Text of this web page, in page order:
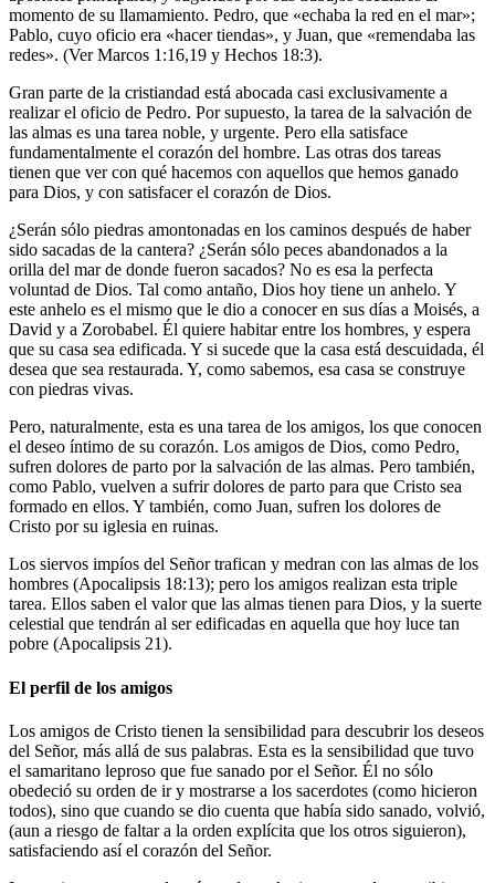
momento de su llamamiento. Pedro, que «echaba la red en el mar»;
Pablo, cuyo oficio era «hacer tiendas», y Juan, que «remendaba las
redes». (Ver Marcos 1:16,19 y Hechos 18:3).
Gran parte de la cristiandad está abocada casi exclusivamente a
realizar el oficio de Pedro. Por supuesto, la tarea de la salvación de
las almas es una tarea noble, y urgente. Pero ella satisface
fundamentalmente el corazón del hombre. Las otras dos tareas
tienen que ver con qué hacemos con aquellos que hemos ganado
para Dios, y con satisfacer el corazón de Dios.
¿Serán sólo piedras amontonadas en los caminos después de haber
sido sacadas de la cantera? ¿Serán sólo peces abandonados a la
orilla del mar de donde fueron sacados? No es esa la perfecta
voluntad de Dios. Tal como antaño, Dios hoy tiene un anhelo. Y
este anhelo es el mismo que le dio a conocer en sus días a Moisés, a
David y a Zorobabel. Él quiere habitar entre los hombres, y espera
que su casa sea edificada. Y si sucede que la casa está descuidada, él
desea que sea restaurada. Y, como sabemos, esa casa se construye
con piedras vivas.
Pero, naturalmente, esta es una tarea de los amigos, los que conocen
el deseo íntimo de su corazón. Los amigos de Dios, como Pedro,
sufren dolores de parto por la salvación de las almas. Pero también,
como Pablo, vuelven a sufrir dolores de parto para que Cristo sea
formado en ellos. Y también, como Juan, sufren los dolores de
Cristo por su iglesia en ruinas.
Los siervos impíos del Señor trafican y medran con las almas de los
hombres (Apocalipsis 18:13); pero los amigos realizan esta triple
tarea. Ellos saben el valor que las almas tienen para Dios, y la suerte
celestial que tendrán al ser edificadas en aquella que hoy luce tan
pobre (Apocalipsis 21).
El perfil de los amigos
Los amigos de Cristo tienen la sensibilidad para descubrir los deseos
del Señor, más allá de sus palabras. Esta es la sensibilidad que tuvo
el samaritano leproso que fue sanado por el Señor. Él no sólo
obedeció su orden de ir y mostrarse a los sacerdotes (como hicieron
todos), sino que cuando se dio cuenta que había sido sanado, volvió,
(aun a riesgo de faltar a la orden explícita que los otros siguieron),
satisfaciendo así el corazón del Señor.